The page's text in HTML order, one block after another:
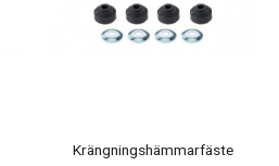
Krängningshämmarfäste